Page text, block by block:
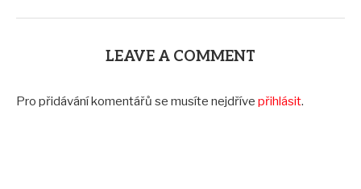
LEAVE A COMMENT
Pro přidávání komentářů se musíte nejdříve přihlásit.